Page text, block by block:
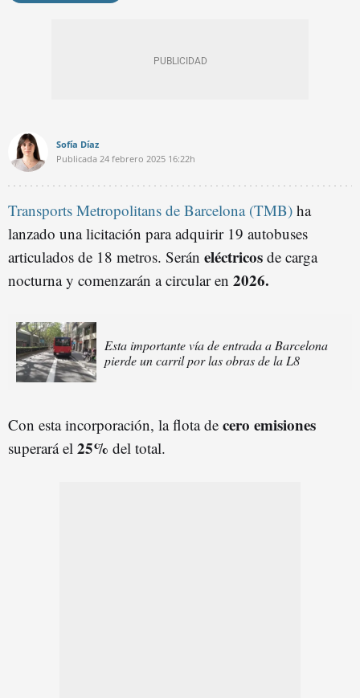
Sofía Díaz
Publicada 24 febrero 2025 16:22h
Transports Metropolitans de Barcelona (TMB) ha
lanzado una licitación para adquirir 19 autobuses
articulados de 18 metros. Serán eléctricos de carga
nocturna y comenzarán a circular en 2026.
Esta importante vía de entrada a Barcelona
pierde un carril por las obras de la L8
Con esta incorporación, la flota de cero emisiones
superará el 25% del total.